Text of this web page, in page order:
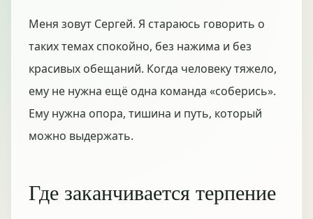
Меня зовут Сергей. Я стараюсь говорить о
таких темах спокойно, без нажима и без
красивых обещаний. Когда человеку тяжело,
ему не нужна ещё одна команда «соберись».
Ему нужна опора, тишина и путь, который
можно выдержать.
Где заканчивается терпение